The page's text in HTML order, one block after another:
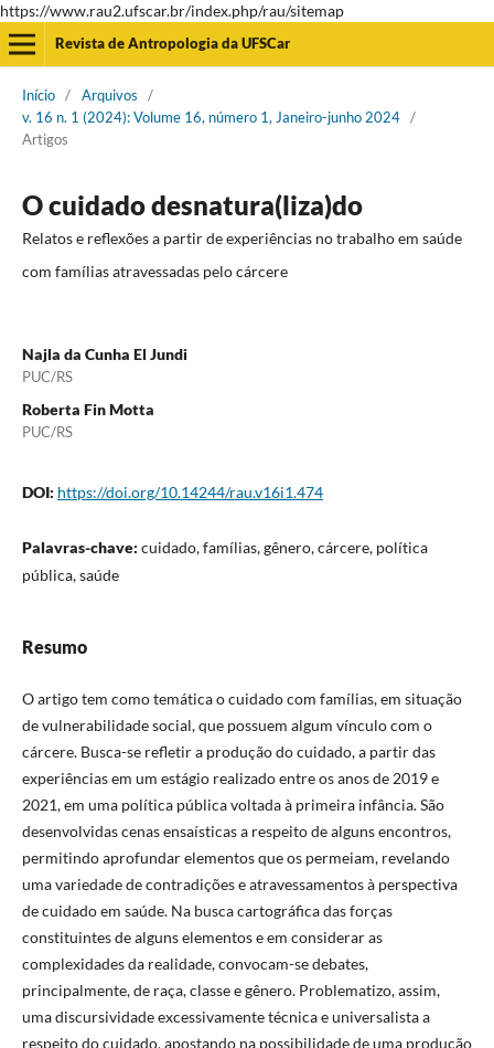
https://www.rau2.ufscar.br/index.php/rau/sitemap
Revista de Antropologia da UFSCar
Início / Arquivos
/
v. 16 n. 1 (2024): Volume 16, número 1, Janeiro-junho 2024 /
Artigos
O cuidado desnatura(liza)do
Relatos e reflexões a partir de experiências no trabalho em saúde
com famílias atravessadas pelo cárcere
Najla da Cunha El Jundi
PUC/RS
Roberta Fin Motta
PUC/RS
DOI: https://doi.org/10.14244/rau.v16i1.474
Palavras-chave: cuidado, famílias, gênero, cárcere, política
pública, saúde
Resumo
O artigo tem como temática o cuidado com famílias, em situação
de vulnerabilidade social, que possuem algum vínculo com o
cárcere. Busca-se refletir a produção do cuidado, a partir das
experiências em um estágio realizado entre os anos de 2019 e
2021, em uma política pública voltada à primeira infância. São
desenvolvidas cenas ensaísticas a respeito de alguns encontros,
permitindo aprofundar elementos que os permeiam, revelando
uma variedade de contradições e atravessamentos à perspectiva
de cuidado em saúde. Na busca cartográfica das forças
constituintes de alguns elementos e em considerar as
complexidades da realidade, convocam-se debates,
principalmente, de raça, classe e gênero. Problematizo, assim,
uma discursividade excessivamente técnica e universalista a
respeito do cuidado, apostando na possibilidade de uma produção